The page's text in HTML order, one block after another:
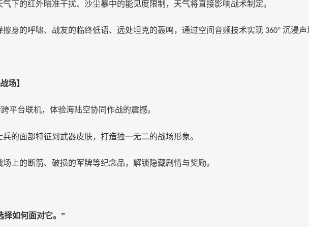
气下的红外瞄准干扰、沙尘暴中的能见度限制，天气将直接影响战术制定。
擦身的呼啸、战友的临终低语、远处坦克的轰鸣，通过空间音频技术实现 360° 沉浸
场】
平台联机，体验海陆空协同作战的震撼。
兵的面部特征到武器皮肤，打造独一无二的战场形象。
场上的断箭、破损的军牌等纪念品，解锁隐藏剧情与奖励。
择如何面对它。”